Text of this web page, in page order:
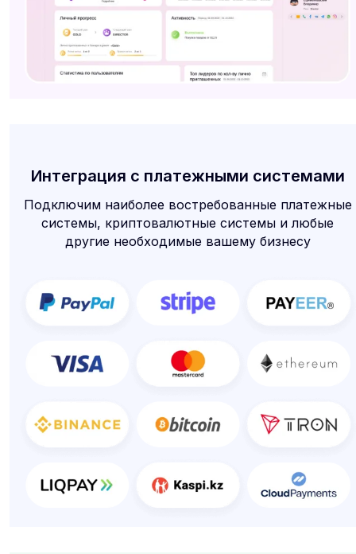
Интеграция с платежными системами
Подключим наиболее востребованные платежные
системы, криптовалютные системы и любые
другие необходимые вашему бизнесу